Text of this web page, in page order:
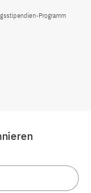
Programm